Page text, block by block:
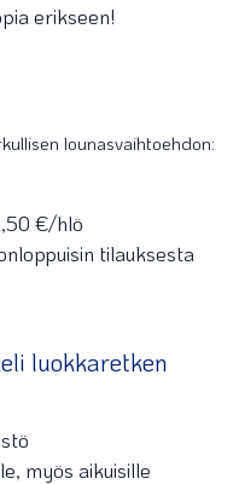
erikseen!
lounasvaihtoehdon:
€/hlö
tilauksesta
luokkaretken
myös aikuisille